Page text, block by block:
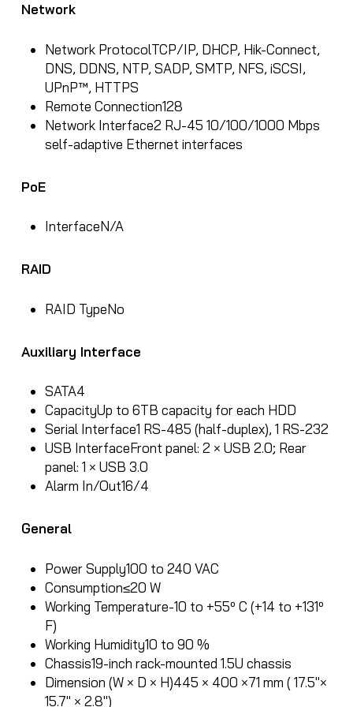
Network
Network ProtocolTCP/IP, DHCP, Hik-Connect,
DNS, DDNS, NTP, SADP, SMTP, NFS, iSCSI,
UPnP™, HTTPS
Remote Connection128
Network Interface2 RJ-45 10/100/1000 Mbps
self-adaptive Ethernet interfaces
PoE
InterfaceN/A
RAID
RAID TypeNo
Auxiliary Interface
SATA4
CapacityUp to 6TB capacity for each HDD
Serial Interface1 RS-485 (half-duplex), 1 RS-232
USB InterfaceFront panel: 2 × USB 2.0; Rear
panel: 1 × USB 3.0
Alarm In/Out16/4
General
Power Supply100 to 240 VAC
Consumption≤20 W
Working Temperature-10 to +55º C (+14 to +131º
F)
Working Humidity10 to 90 %
Chassis19-inch rack-mounted 1.5U chassis
Dimension (W × D × H)445 × 400 ×71 mm ( 17.5″×
15.7″ × 2.8″)